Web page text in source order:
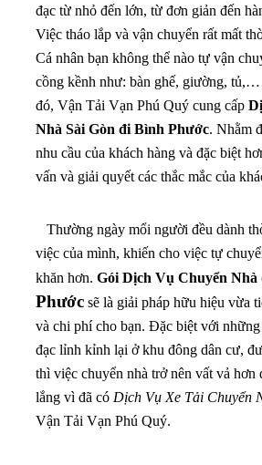
đạc từ nhỏ đến lớn, từ đơn giản đến
Việc tháo lắp và vận chuyển rất mất
Cá nhân bạn không thể nào tự vận
cồng kềnh như: bàn ghế, giường,
đó, Vận Tải Vạn Phú Quý cung cấp
Nhà Sài Gòn đi Bình Phước. Nhằm
nhu cầu của khách hàng và đặc biệt
vấn và giải quyết các thắc mắc của
Thường ngày mổi người đều dành
việc của mình, khiến cho việc tự
khăn hơn. Gói Dịch Vụ Chuyển Nhà
Phước sẽ là giải pháp hữu hiệu vừa
và chi phí cho bạn. Đặc biệt với
đạc lỉnh kỉnh lại ở khu đông dân cư,
thì việc chuyển nhà trở nên vất vả
lắng vì đã có Dịch Vụ Xe Tải Chuyển
Vận Tải Vạn Phú Quý.